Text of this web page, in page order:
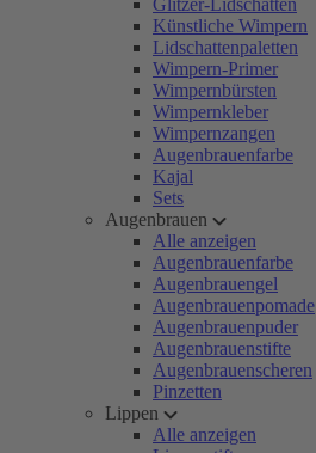
Glitzer-Lidschatten
Künstliche Wimpern
Lidschattenpaletten
Wimpern-Primer
Wimpernbürsten
Wimpernkleber
Wimpernzangen
Augenbrauenfarbe
Kajal
Sets
Augenbrauen
Alle anzeigen
Augenbrauenfarbe
Augenbrauengel
Augenbrauenpomade
Augenbrauenpuder
Augenbrauenstifte
Augenbrauenscheren
Pinzetten
Lippen
Alle anzeigen